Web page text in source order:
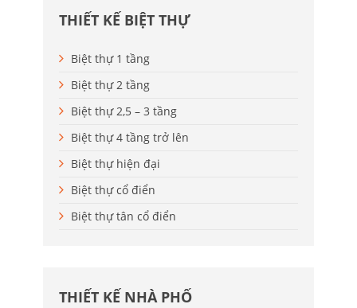
THIẾT KẾ BIỆT THỰ
Biệt thự 1 tầng
Biệt thự 2 tầng
Biệt thự 2,5 – 3 tầng
Biệt thự 4 tầng trở lên
Biệt thự hiện đại
Biệt thự cổ điển
Biệt thự tân cổ điển
THIẾT KẾ NHÀ PHỐ